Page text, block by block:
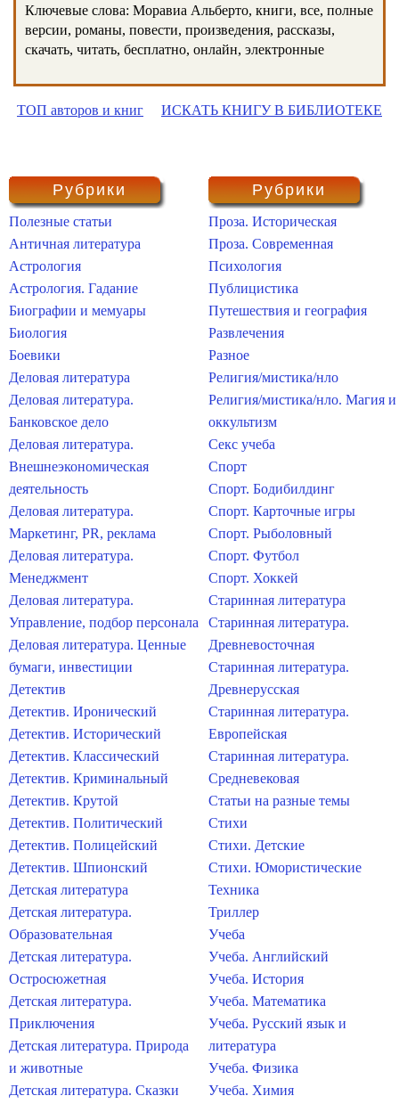
Ключевые слова: Моравиа Альберто, книги, все, полные
версии, романы, повести, произведения, рассказы,
скачать, читать, бесплатно, онлайн, электронные
ТОП авторов и книг ИСКАТЬ КНИГУ В БИБЛИОТЕКЕ
Рубрики
Полезные статьи
Античная литература
Астрология
Астрология. Гадание
Биографии и мемуары
Биология
Боевики
Деловая литература
Деловая литература.
Банковское дело
Деловая литература.
Внешнеэкономическая
деятельность
Деловая литература.
Маркетинг, PR, реклама
Деловая литература.
Менеджмент
Деловая литература.
Управление, подбор персонала
Деловая литература. Ценные
бумаги, инвестиции
Детектив
Детектив. Иронический
Детектив. Исторический
Детектив. Классический
Детектив. Криминальный
Детектив. Крутой
Детектив. Политический
Детектив. Полицейский
Детектив. Шпионский
Детская литература
Детская литература.
Образовательная
Детская литература.
Остросюжетная
Детская литература.
Приключения
Детская литература. Природа
и животные
Детская литература. Сказки
Рубрики
Проза. Историческая
Проза. Современная
Психология
Публицистика
Путешествия и география
Развлечения
Разное
Религия/мистика/нло
Религия/мистика/нло. Магия и
оккультизм
Секс учеба
Спорт
Спорт. Бодибилдинг
Спорт. Карточные игры
Спорт. Рыболовный
Спорт. Футбол
Спорт. Хоккей
Старинная литература
Старинная литература.
Древневосточная
Старинная литература.
Древнерусская
Старинная литература.
Европейская
Старинная литература.
Средневековая
Статьи на разные темы
Стихи
Стихи. Детские
Стихи. Юмористические
Техника
Триллер
Учеба
Учеба. Английский
Учеба. История
Учеба. Математика
Учеба. Русский язык и
литература
Учеба. Физика
Учеба. Химия